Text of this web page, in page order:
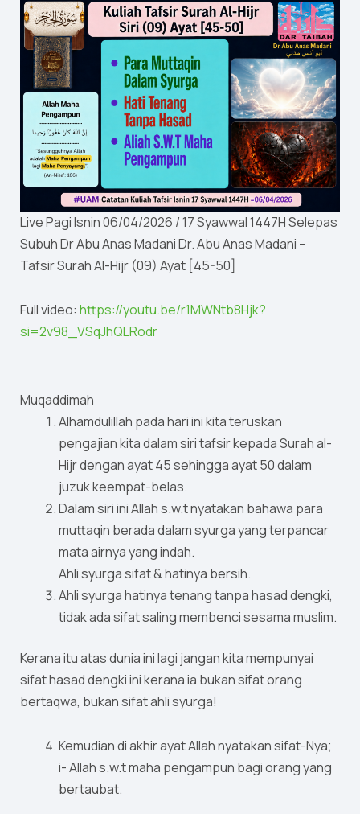
Live Pagi Isnin 06/04/2026 / 17 Syawwal 1447H Selepas
Subuh Dr Abu Anas Madani Dr. Abu Anas Madani –
Tafsir Surah Al-Hijr (09) Ayat [45-50]
Full video: https://youtu.be/r1MWNtb8Hjk?
si=2v98_VSqJhQLRodr
Muqaddimah
Alhamdulillah pada hari ini kita teruskan
pengajian kita dalam siri tafsir kepada Surah al-
Hijr dengan ayat 45 sehingga ayat 50 dalam
juzuk keempat-belas.
Dalam siri ini Allah s.w.t nyatakan bahawa para
muttaqin berada dalam syurga yang terpancar
mata airnya yang indah.
Ahli syurga sifat & hatinya bersih.
Ahli syurga hatinya tenang tanpa hasad dengki,
tidak ada sifat saling membenci sesama muslim.
Kerana itu atas dunia ini lagi jangan kita mempunyai
sifat hasad dengki ini kerana ia bukan sifat orang
bertaqwa, bukan sifat ahli syurga!
Kemudian di akhir ayat Allah nyatakan sifat-Nya;
i- Allah s.w.t maha pengampun bagi orang yang
bertaubat.